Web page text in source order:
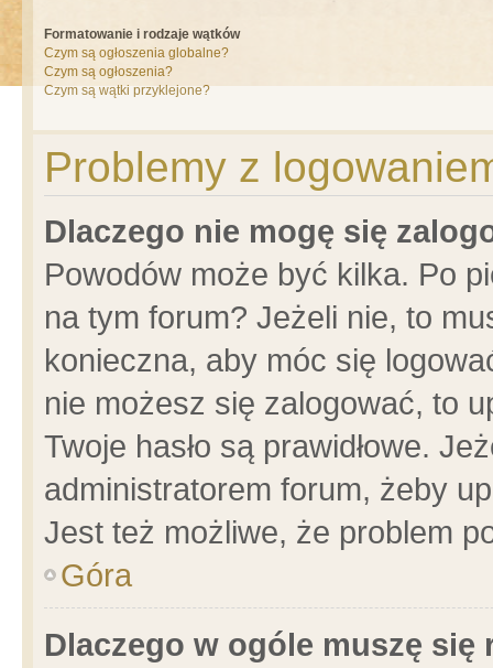
Formatowanie i rodzaje wątków
Czym są ogłoszenia globalne?
Czym są ogłoszenia?
Czym są wątki przyklejone?
Problemy z
Dlaczego nie mogę się
Powodów może być kilka. Po
na tym forum? Jeżeli nie, to
konieczna, aby móc się
nie możesz się zalogować, to
Twoje hasło są prawidłowe.
administratorem forum, żeby
Jest też możliwe, że problem
Góra
Dlaczego w ogóle muszę się